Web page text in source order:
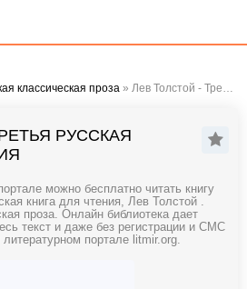
классическая проза » Лев Толстой - Третья русская книга для чтения
РУССКАЯ
можно бесплатно читать книгу
книга для чтения, Лев Толстой .
проза. Онлайн библиотека дает
текст и даже без регистрации и СМС
портале litmir.org.